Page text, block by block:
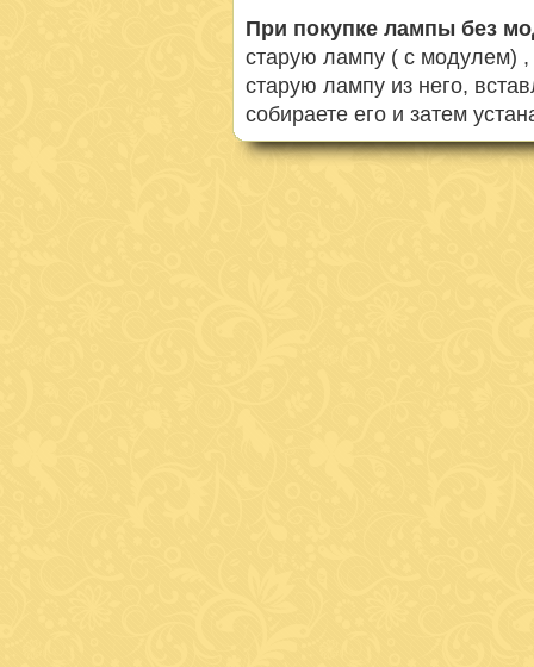
При покупке лампы без
старую лампу ( с модулем) ,
старую лампу из него,
собираете его и затем